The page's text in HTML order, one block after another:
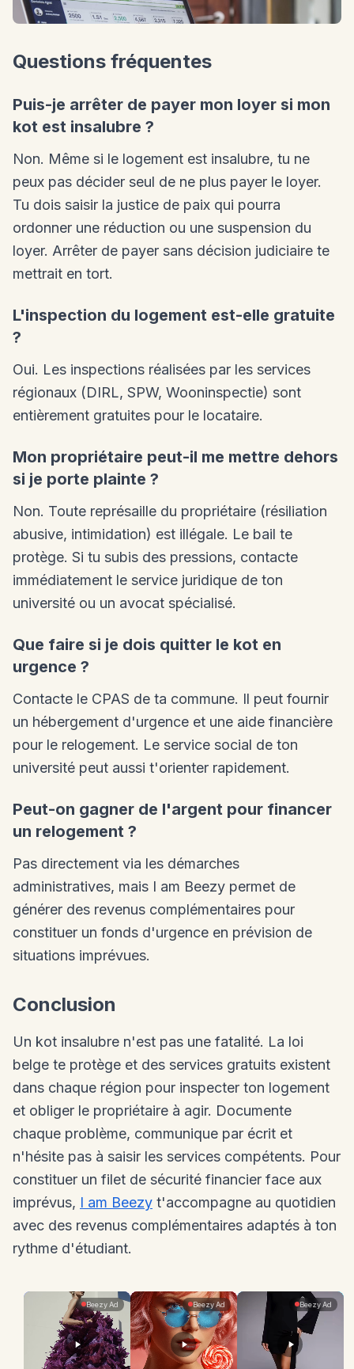
Questions fréquentes
Puis-je arrêter de payer mon loyer si mon
kot est insalubre ?
Non. Même si le logement est insalubre, tu ne
peux pas décider seul de ne plus payer le loyer.
Tu dois saisir la justice de paix qui pourra
ordonner une réduction ou une suspension du
loyer. Arrêter de payer sans décision judiciaire te
mettrait en tort.
L'inspection du logement est-elle gratuite
?
Oui. Les inspections réalisées par les services
régionaux (DIRL, SPW, Wooninspectie) sont
entièrement gratuites pour le locataire.
Mon propriétaire peut-il me mettre dehors
si je porte plainte ?
Non. Toute représaille du propriétaire (résiliation
abusive, intimidation) est illégale. Le bail te
protège. Si tu subis des pressions, contacte
immédiatement le service juridique de ton
université ou un avocat spécialisé.
Que faire si je dois quitter le kot en
urgence ?
Contacte le CPAS de ta commune. Il peut fournir
un hébergement d'urgence et une aide financière
pour le relogement. Le service social de ton
université peut aussi t'orienter rapidement.
Peut-on gagner de l'argent pour financer
un relogement ?
Pas directement via les démarches
administratives, mais I am Beezy permet de
générer des revenus complémentaires pour
constituer un fonds d'urgence en prévision de
situations imprévues.
Conclusion
Un kot insalubre n'est pas une fatalité. La loi
belge te protège et des services gratuits existent
dans chaque région pour inspecter ton logement
et obliger le propriétaire à agir. Documente
chaque problème, communique par écrit et
n'hésite pas à saisir les services compétents. Pour
constituer un filet de sécurité financier face aux
imprévus, I am Beezy t'accompagne au quotidien
avec des revenus complémentaires adaptés à ton
rythme d'étudiant.